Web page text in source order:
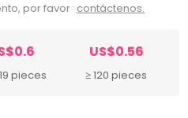
por favor contáctenos.
pieces
US$0.56
≥ 120 pieces